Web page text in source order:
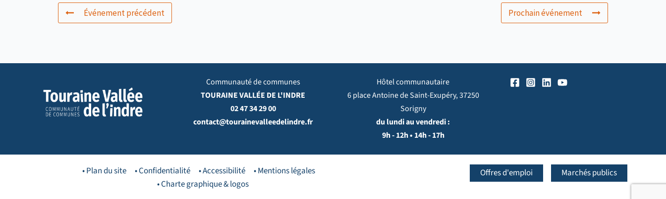
Événement précédent Prochain événement
Communauté de communes
TOURAINE VALLÉE DE L'INDRE
02 47 34 29 00
contact@tourainevalleedelindre.fr
Hôtel communautaire
6 place Antoine de Saint-Exupéry, 37250
Sorigny
du lundi au vendredi :
9h - 12h • 14h - 17h
• Plan du site • Confidentialité • Accessibilité
• Mentions légales
• Charte graphique & logos
Offres d'emploi Marchés publics